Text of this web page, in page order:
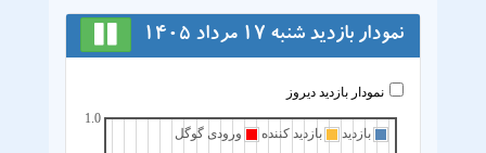
نمودار بازدید شنبه 17 مرداد 1405
نمودار بازدید دیروز
1.0
بازدید
بازدید کننده ورودی گوگل